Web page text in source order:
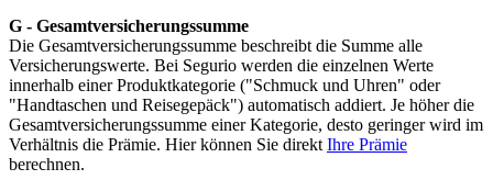
G - Gesamtversicherungssumme
Die Gesamtversicherungssumme beschreibt die Summe alle
Versicherungswerte. Bei Segurio werden die einzelnen Werte
innerhalb einer Produktkategorie ("Schmuck und Uhren" oder
"Handtaschen und Reisegepäck") automatisch addiert. Je höher die
Gesamtversicherungssumme einer Kategorie, desto geringer wird im
Verhältnis die Prämie. Hier können Sie direkt Ihre Prämie
berechnen.